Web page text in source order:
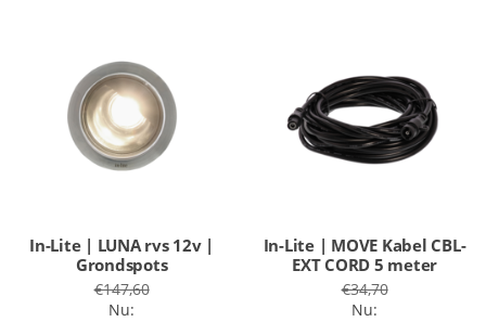
In-Lite | LUNA rvs 12v |
Grondspots
€147,60
Nu:
In-Lite | MOVE Kabel CBL-
EXT CORD 5 meter
€34,70
Nu: